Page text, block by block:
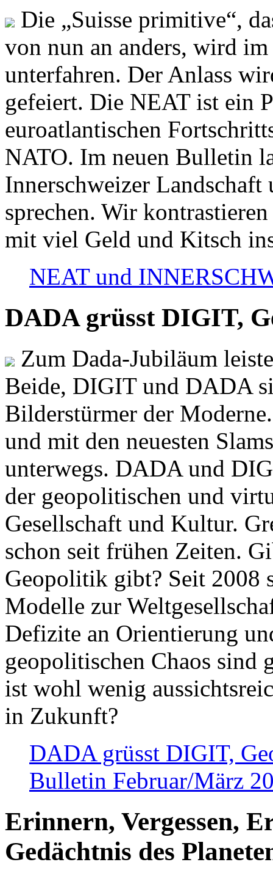
Die „Suisse primitive“,
von nun an anders, wird
unterfahren. Der Anlass
gefeiert. Die NEAT ist ein
euroatlantischen
NATO. Im neuen Bulletin
Innerschweizer
sprechen. Wir
mit viel Geld und Kitsch
NEAT und
DADA grüsst DIGIT,
Zum Dada-Jubiläum
Beide, DIGIT und DADA
Bilderstürmer der
und mit den neuesten
unterwegs. DADA und
der geopolitischen und
Gesellschaft und Kultur.
schon seit frühen Zeiten.
Geopolitik gibt? Seit 2008
Modelle zur
Defizite an Orientierung
geopolitischen Chaos sind
ist wohl wenig
in Zukunft?
DADA grüsst DIGIT,
Bulletin Februar/März
Erinnern, Vergessen,
Gedächtnis des